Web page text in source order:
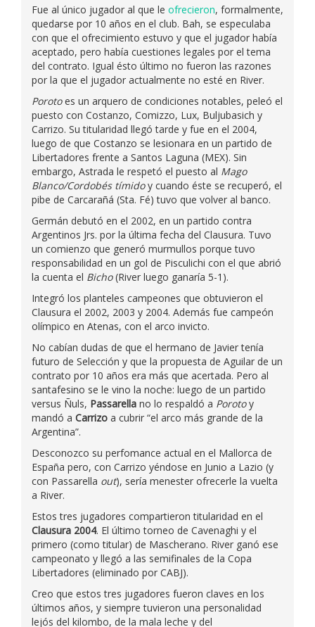
Fue al único jugador al que le ofrecieron, formalmente,
quedarse por 10 años en el club. Bah, se especulaba
con que el ofrecimiento estuvo y que el jugador había
aceptado, pero había cuestiones legales por el tema
del contrato. Igual ésto último no fueron las razones
por la que el jugador actualmente no esté en River.
Porotoes un arquero de condiciones notables, peleó el
puesto con Costanzo, Comizzo, Lux, Buljubasich y
Carrizo. Su titularidad llegó tarde y fue en el 2004,
luego de que Costanzo se lesionara en un partido de
Libertadores frente a Santos Laguna (MEX). Sin
embargo, Astrada le respetó el puesto al Mago
Blanco/Cordobés tímidoy cuando éste se recuperó, el
pibe de Carcarañá (Sta. Fé) tuvo que volver al banco.
Germán debutó en el 2002, en un partido contra
Argentinos Jrs. por la última fecha del Clausura. Tuvo
un comienzo que generó murmullos porque tuvo
responsabilidad en un gol de Pisculichi con el que abrió
la cuenta el Bicho(River luego ganaría 5-1).
Integró los planteles campeones que obtuvieron el
Clausura el 2002, 2003 y 2004. Además fue campeón
olímpico en Atenas, con el arco invicto.
No cabían dudas de que el hermano de Javier tenía
futuro de Selección y que la propuesta de Aguilar de un
contrato por 10 años era más que acertada. Pero al
santafesino se le vino la noche: luego de un partido
versus Ñuls, Passarella no lo respaldó a Porotoy
mandó a Carrizo a cubrir “el arco más grande de la
Argentina”.
Desconozco su perfomance actual en el Mallorca de
España pero, con Carrizo yéndose en Junio a Lazio (y
con Passarella out), sería menester ofrecerle la vuelta
a River.
Estos tres jugadores compartieron titularidad en el
Clausura 2004. El último torneo de Cavenaghi y el
primero (como titular) de Mascherano. River ganó ese
campeonato y llegó a las semifinales de la Copa
Libertadores (eliminado por CABJ).
Creo que estos tres jugadores fueron claves en los
últimos años, y siempre tuvieron una personalidad
lejós del kilombo, de la mala leche y del